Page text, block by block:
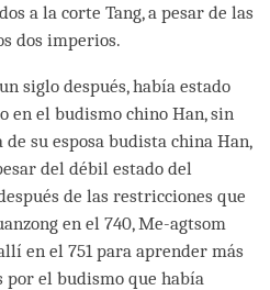
a la corte Tang, a pesar de las
dos imperios.
siglo después, había estado
el budismo chino Han, sin
su esposa budista china Han,
del débil estado del
de las restricciones que
en el 740, Me-agtsom
en el 751 para aprender más
el budismo que había